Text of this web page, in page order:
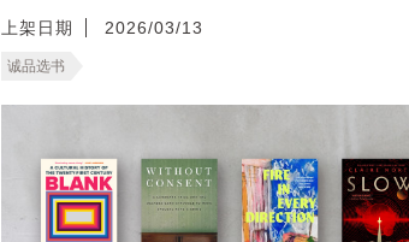
上架日期 2026/03/13
诚品选书